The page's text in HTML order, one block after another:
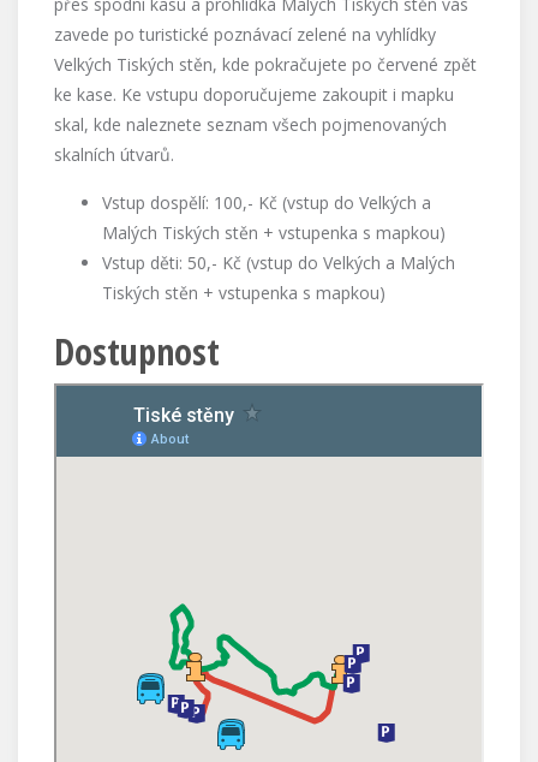
zavede po turistické poznávací zelené na vyhlídky
Velkých Tiských stěn, kde pokračujete po červené zpět
ke kase. Ke vstupu doporučujeme zakoupit i mapku
skal, kde naleznete seznam všech pojmenovaných
skalních útvarů.
Vstup dospělí: 100,- Kč (vstup do Velkých a
Malých Tiských stěn + vstupenka s mapkou)
Vstup děti: 50,- Kč (vstup do Velkých a Malých
Tiských stěn + vstupenka s mapkou)
Dostupnost